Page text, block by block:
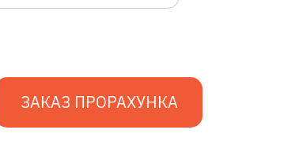
ЗАКАЗ ПРОРАХУНКА